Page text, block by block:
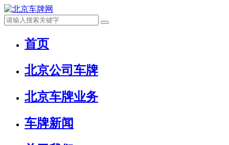
首页
北京公司车牌
北京车牌业务
车牌新闻